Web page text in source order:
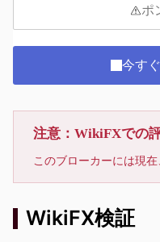
ポ
今す
WikiFX検証